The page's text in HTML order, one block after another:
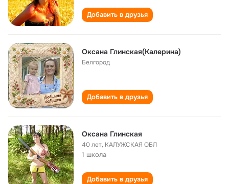
Добавить в друзья
Оксана Глинская(Калерина)
Белгород
Добавить в друзья
Оксана Глинская
40 лет, КАЛУЖСКАЯ ОБЛ
1 школа
Добавить в друзья